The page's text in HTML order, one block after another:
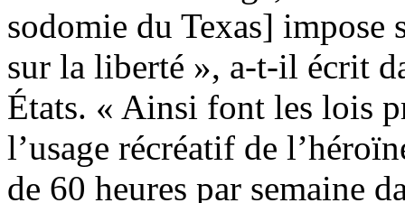
sodomie du Texas] impose
sur la liberté », a-t-il écrit
États. « Ainsi font les lois
l’usage récréatif de
de 60 heures par semaine